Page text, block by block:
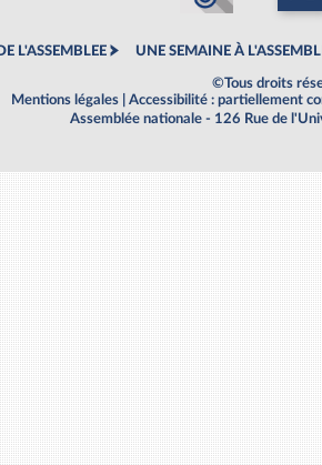
L'ASSEMBLEE UNE SEMAINE À
©Tous droits
Mentions légales
Accessibilité : partiellement
Assemblée nationale - 126 Rue de